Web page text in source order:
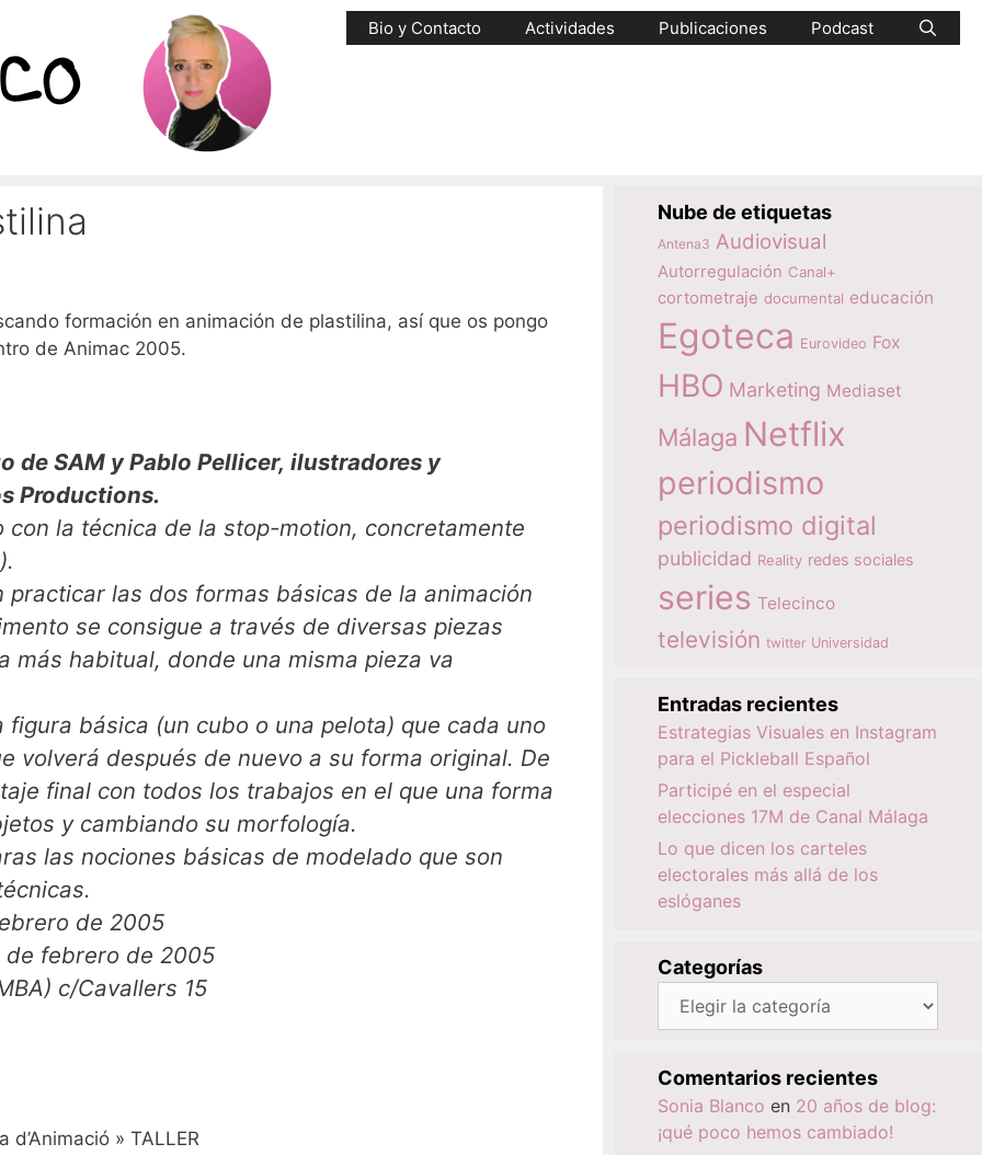
Bio y Contacto Actividades Publicaciones Podcast
formación en animación de plastilina, así que os pongo
de Animac 2005.
de SAM y Pablo Pellicer, ilustradores y
Productions.
la técnica de la stop-motion, concretamente
las dos formas básicas de la animación
se consigue a través de diversas piezas
más habitual, donde una misma pieza va
básica (un cubo o una pelota) que cada uno
volverá después de nuevo a su forma original. De
final con todos los trabajos en el que una forma
y cambiando su morfología.
las nociones básicas de modelado que son
de 2005
febrero de 2005
c/Cavallers 15
» TALLER
Nube de etiquetas
Antena3 Audiovisual
Autorregulación Canal+
cortometraje documental educación
Egoteca Eurovideo Fox
HBO Marketing Mediaset
Málaga Netflix
periodismo
periodismo digital
publicidad Reality redes sociales
series Telecinco
televisión twitter Universidad
Entradas recientes
Estrategias Visuales en Instagram
para el Pickleball Español
Participé en el especial
elecciones 17M de Canal Málaga
Lo que dicen los carteles
electorales más allá de los
eslóganes
Categorías
Categorías
Comentarios recientes
Sonia Blanco en 20 años de blog:
¡qué poco hemos cambiado!